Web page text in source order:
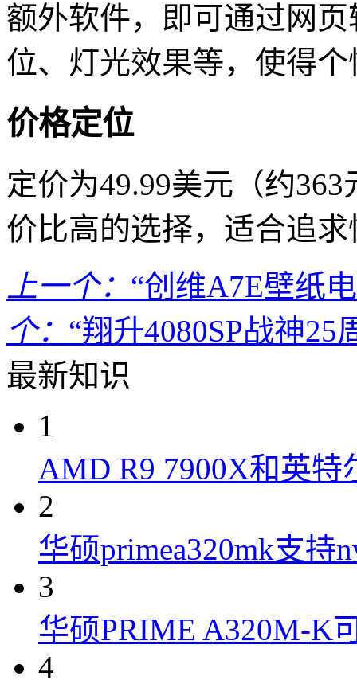
额外软件，即可通过网
位、灯光效果等，使得
价格定位
定价为49.99美元（约
价比高的选择，适合追
上一个： “创维A7E壁纸
个： “翔升4080SP战神
最新知识
1
AMD R9 7900X和英特
2
华硕primea320mk支持
3
华硕PRIME A320M-K
4